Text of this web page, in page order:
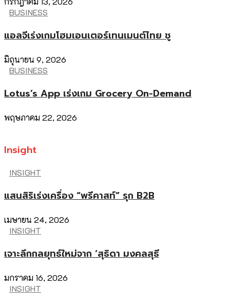
BUSINESS
แอลจีเร่งเกมโฮมเอนเตอร์เทนเมนต์ไทย ชู
มิถุนายน 9, 2026
BUSINESS
Lotus’s App เร่งเกม Grocery On-Demand
พฤษภาคม 22, 2026
Insight
INSIGHT
แสนสิริเร่งเครื่อง “พรีคาสท์” รุก B2B
เมษายน 24, 2026
INSIGHT
เจาะลึกกลยุทธ์ใหม่จาก ‘สุธิดา มงคลสุธี
มกราคม 16, 2026
INSIGHT